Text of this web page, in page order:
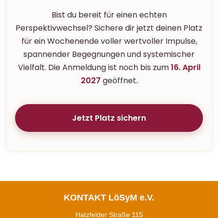
Bist du bereit für einen echten
Perspektivwechsel? Sichere dir jetzt deinen Platz
für ein Wochenende voller wertvoller Impulse,
spannender Begegnungen und systemischer
Vielfalt. Die Anmeldung ist noch bis zum16. April
2027 geöffnet.
Jetzt Platz sichern
KONTAKT LöSyM e.V.
Hatzfelder Straße 115